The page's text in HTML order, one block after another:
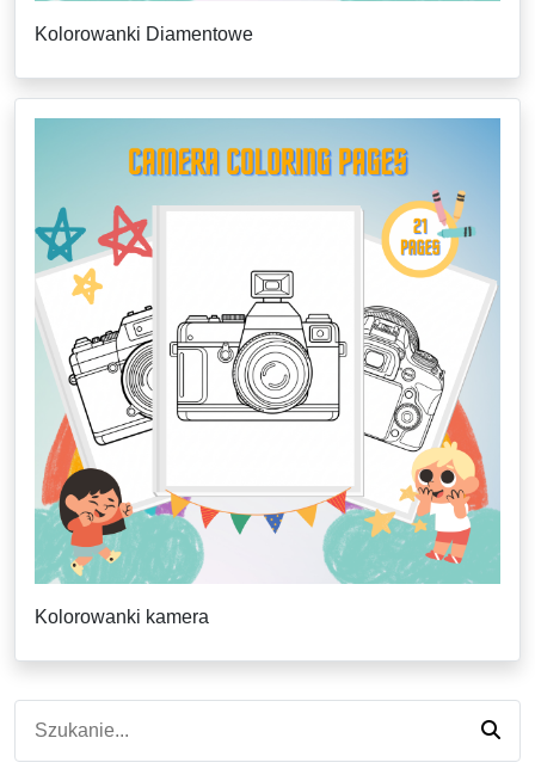
Kolorowanki Diamentowe
Kolorowanki kamera